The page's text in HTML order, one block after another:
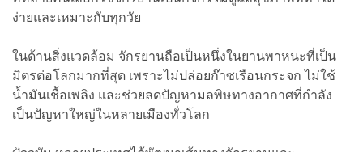
ง่ายและเหมาะกับทุกวัย
ในด้านสิ่งแวดล้อม จักรยานถือเป็นหนึ่งในยานพาหนะที่เป็น
มิตรต่อโลกมากที่สุด เพราะไม่ปล่อยก๊าซเรือนกระจก ไม่ใช้
น้ำมันเชื้อเพลิง และช่วยลดปัญหามลพิษทางอากาศที่กำลัง
เป็นปัญหาใหญ่ในหลายเมืองทั่วโลก